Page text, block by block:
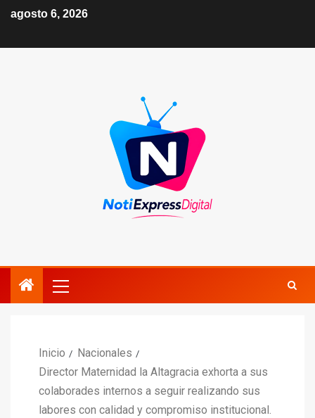
agosto 6, 2026
Inicio
Nacionales
Director Maternidad la Altagracia exhorta a sus
colaborades internos a seguir realizando sus
labores con calidad y compromiso institucional.